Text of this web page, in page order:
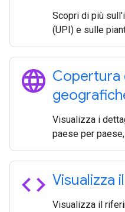
Scopri di più
(UPI) e sulle
language Copertura
Visualizza i
paese per
code Visualizza
Visualizza il